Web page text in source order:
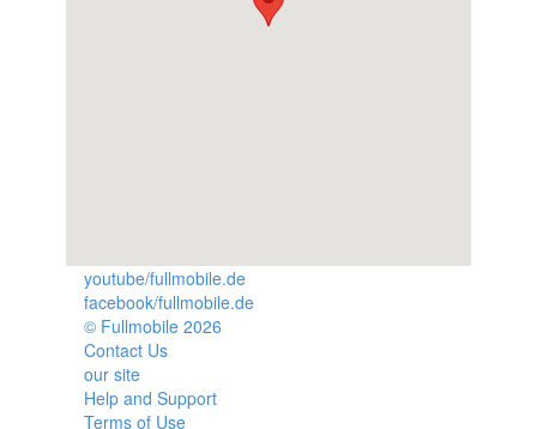
youtube/fullmobile.de
facebook/fullmobile.de
© Fullmobile 2026
Contact Us
our site
Help and Support
Terms of Use